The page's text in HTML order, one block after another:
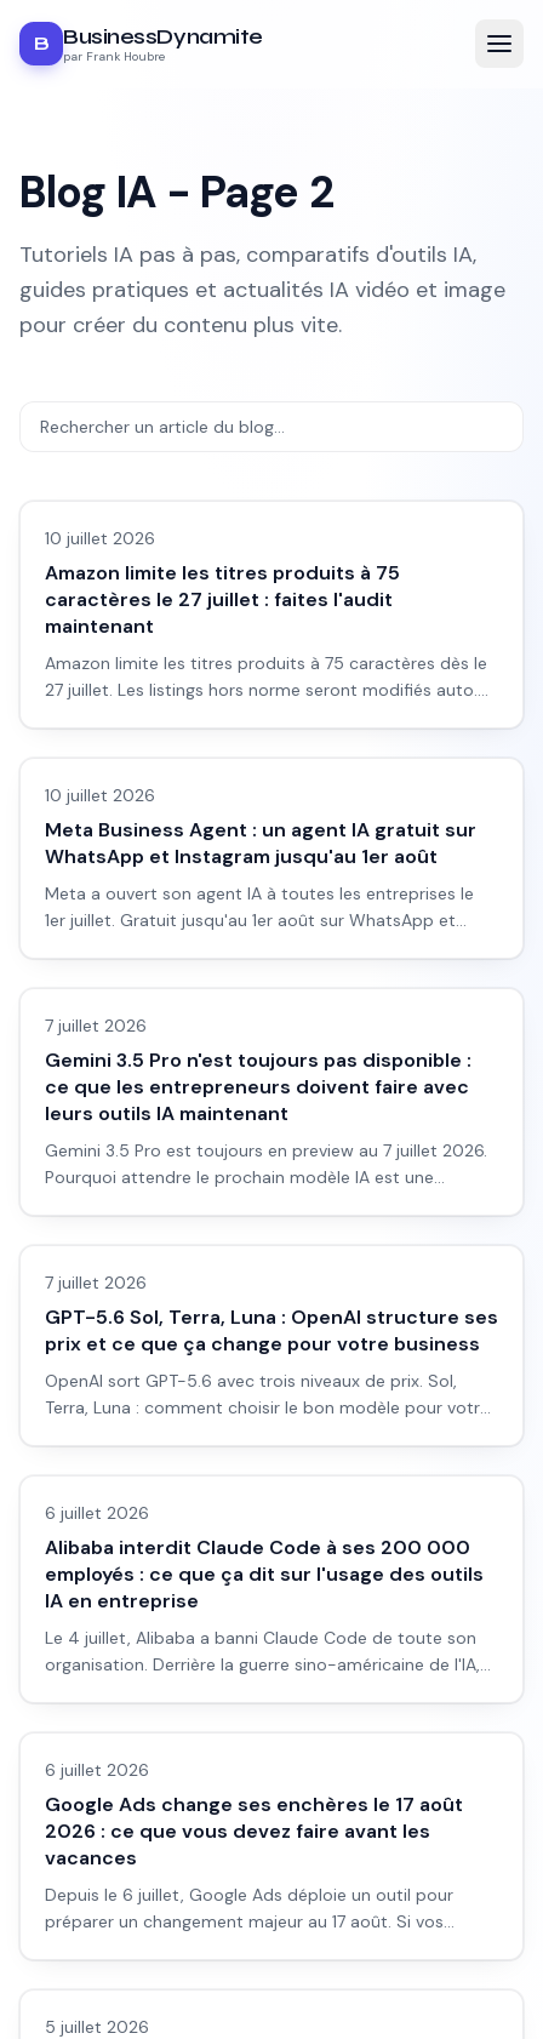
B BusinessDynamite
par Frank Houbre
Blog IA - Page 2
Tutoriels IA pas à pas, comparatifs d'outils IA,
guides pratiques et actualités IA vidéo et image
pour créer du contenu plus vite.
10 juillet 2026
Amazon limite les titres produits à 75
caractères le 27 juillet : faites l'audit
maintenant
Amazon limite les titres produits à 75 caractères dès le
27 juillet. Les listings hors norme seront modifiés auto.
10 juillet 2026
Meta Business Agent : un agent IA gratuit sur
WhatsApp et Instagram jusqu'au 1er août
Meta a ouvert son agent IA à toutes les entreprises le
1er juillet. Gratuit jusqu'au 1er août sur WhatsApp et
7 juillet 2026
Gemini 3.5 Pro n'est toujours pas disponible :
ce que les entrepreneurs doivent faire avec
leurs outils IA maintenant
Gemini 3.5 Pro est toujours en preview au 7 juillet 2026.
Pourquoi attendre le prochain modèle IA est une
7 juillet 2026
GPT-5.6 Sol, Terra, Luna : OpenAI structure ses
prix et ce que ça change pour votre business
OpenAI sort GPT-5.6 avec trois niveaux de prix. Sol,
Terra, Luna : comment choisir le bon modèle pour votre
6 juillet 2026
Alibaba interdit Claude Code à ses 200 000
employés : ce que ça dit sur l'usage des outils
IA en entreprise
Le 4 juillet, Alibaba a banni Claude Code de toute son
organisation. Derrière la guerre sino-américaine de l'IA,
6 juillet 2026
Google Ads change ses enchères le 17 août
2026 : ce que vous devez faire avant les
vacances
Depuis le 6 juillet, Google Ads déploie un outil pour
préparer un changement majeur au 17 août. Si vos
Actualité
5 juillet 2026